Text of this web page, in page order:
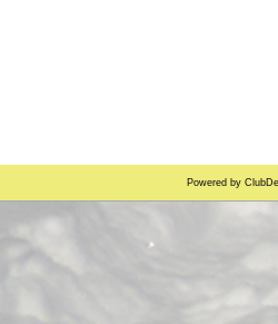
Powered by